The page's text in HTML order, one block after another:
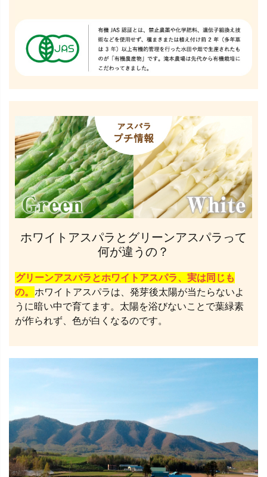
ホワイトアスパラとグリーンアスパラって
何が違うの？
グリーンアスパラとホワイトアスパラ、実は同じも
の。
ホワイトアスパラは、発芽後太陽が当たらないよ
うに暗い中で育てます。太陽を浴びないことで葉緑素
が作られず、色が白くなるのです。